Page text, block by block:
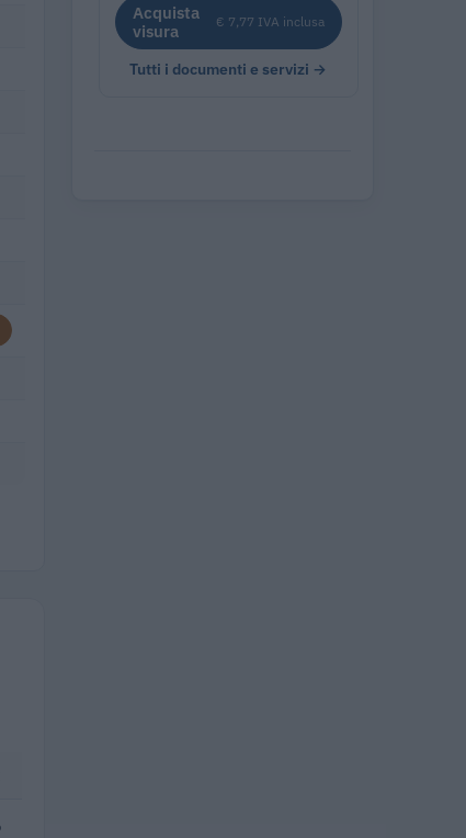
Acquista
visura
€ 7,77 IVA inclusa
Tutti i documenti e servizi →